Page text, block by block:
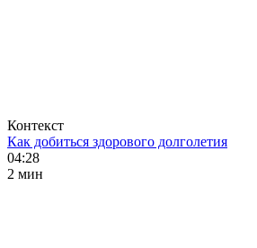
Контекст
Как добиться здорового долголетия
04:28
2 мин